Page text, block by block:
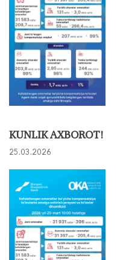
KUNLIK AXBOROT!
25.03.2026